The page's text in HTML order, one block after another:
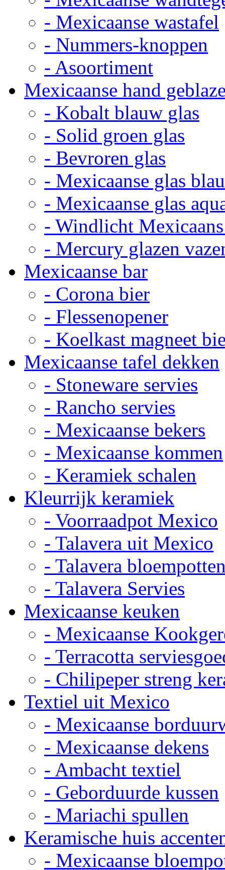
- Mexicaanse wastafel
- Nummers-knoppen
- Asoortiment
Mexicaanse hand
- Kobalt blauw glas
- Solid groen glas
- Bevroren glas
- Mexicaanse glas
- Mexicaanse glas
- Windlicht
- Mercury glazen
Mexicaanse bar
- Corona bier
- Flessenopener
- Koelkast magneet
Mexicaanse tafel dekken
- Stoneware servies
- Rancho servies
- Mexicaanse bekers
- Mexicaanse kommen
- Keramiek schalen
Kleurrijk keramiek
- Voorraadpot Mexico
- Talavera uit Mexico
- Talavera
- Talavera Servies
Mexicaanse keuken
- Mexicaanse
- Terracotta
- Chilipeper streng
Textiel uit Mexico
- Mexicaanse
- Mexicaanse dekens
- Ambacht textiel
- Geborduurde kussen
- Mariachi spullen
Keramische huis
- Mexicaanse